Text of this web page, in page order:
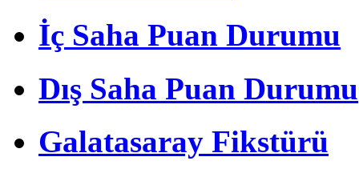
İç Saha Puan Durumu
Dış Saha Puan Durumu
Galatasaray Fikstürü